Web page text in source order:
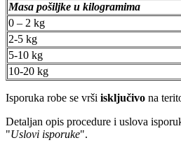
Masa pošiljke u kilogramima
0 – 2 kg
2-5 kg
5-10 kg
10-20 kg
Isporuka robe se vrši isključivo na
Detaljan opis procedure i uslova
"Uslovi isporuke".